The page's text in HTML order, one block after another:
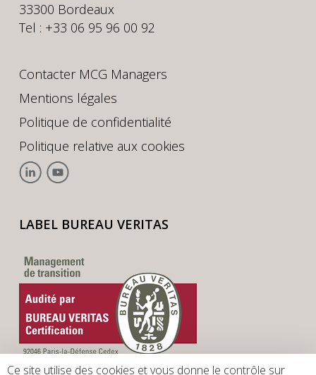
33300 Bordeaux
Tel : +33 06 95 96 00 92
Contacter MCG Managers
Mentions légales
Politique de confidentialité
Politique relative aux cookies
LABEL BUREAU VERITAS
Ce site utilise des cookies et vous donne le contrôle sur